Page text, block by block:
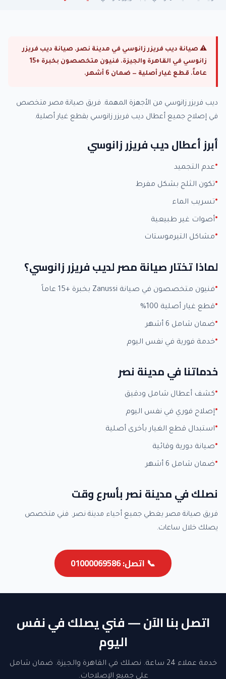
⚠ صيانة ديب فريزر زانوسي في مدينة نصر. صيانة ديب فريزر
زانوسي في القاهرة والجيزة. فنيون متخصصون بخبرة +15
عاماً. قطع غيار أصلية — ضمان 6 أشهر.
ديب فريزر زانوسي من الأجهزة المهمة. فريق صيانة مصر متخصص
في إصلاح جميع أعطال ديب فريزر زانوسي بقطع غيار أصلية.
أبرز أعطال ديب فريزر زانوسي
عدم التجميد
تكون الثلج بشكل مفرط
تسريب الماء
أصوات غير طبيعية
مشاكل التيرموستات
لماذا تختار صيانة مصر لديب فريزر زانوسي؟
فنيون متخصصون في صيانة Zanussi بخبرة +15 عاماً
قطع غيار أصلية 100%
ضمان شامل 6 أشهر
خدمة فورية في نفس اليوم
خدماتنا في مدينة نصر
كشف أعطال شامل ودقيق
إصلاح فوري في نفس اليوم
استبدال قطع الغيار بأخرى أصلية
صيانة دورية وقائية
ضمان شامل 6 أشهر
نصلك في مدينة نصر بأسرع وقت
فريق صيانة مصر يغطي جميع أحياء مدينة نصر. فني متخصص
يصلك خلال ساعات.
📞 اتصل: 01000069586
اتصل بنا الآن — فني يصلك في نفس
اليوم
خدمة عملاء 24 ساعة. نصلك في القاهرة والجيزة. ضمان شامل
على جميع الإصلاحات.